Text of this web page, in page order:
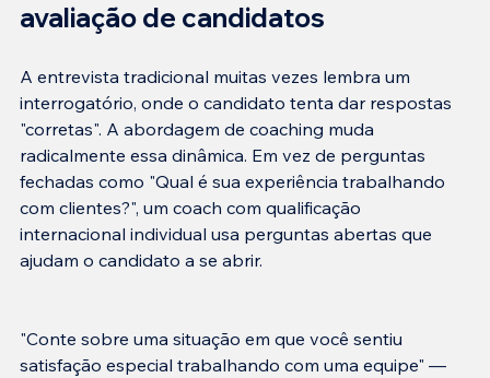
avaliação de candidatos
A entrevista tradicional muitas vezes lembra um
interrogatório, onde o candidato tenta dar respostas
"corretas". A abordagem de coaching muda
radicalmente essa dinâmica. Em vez de perguntas
fechadas como "Qual é sua experiência trabalhando
com clientes?", um coach com qualificação
internacional individual usa perguntas abertas que
"Conte sobre uma situação em que você sentiu
satisfação especial trabalhando com uma equipe" —